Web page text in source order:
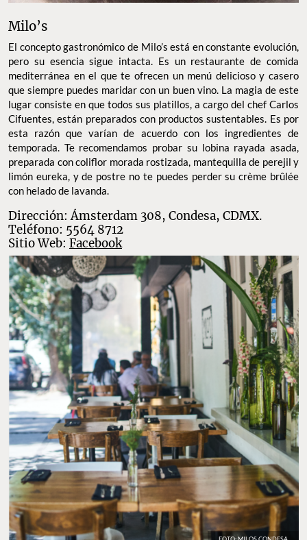
Milo’s
El concepto gastronómico de Milo’s está en constante evolución,
pero su esencia sigue intacta. Es un restaurante de comida
mediterránea en el que te ofrecen un menú delicioso y casero
que siempre puedes maridar con un buen vino. La magia de este
lugar consiste en que todos sus platillos, a cargo del chef Carlos
Cifuentes, están preparados con productos sustentables. Es por
esta razón que varían de acuerdo con los ingredientes de
temporada. Te recomendamos probar su lobina rayada asada,
preparada con coliflor morada rostizada, mantequilla de perejil y
limón eureka, y de postre no te puedes perder su crème brûlée
con helado de lavanda.
Dirección: Ámsterdam 308, Condesa, CDMX.
Teléfono: 5564 8712
Sitio Web: Facebook